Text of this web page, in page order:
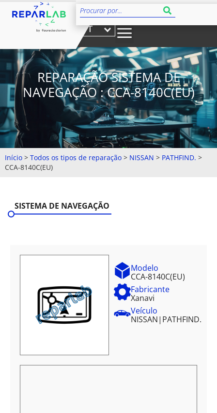
PT
REPARAÇÃO SISTEMA DE
NAVEGAÇÃO : CCA-8140C(EU)
Início > Todos os tipos de reparação > NISSAN > PATHFIND. >
CCA-8140C(EU)
SISTEMA DE NAVEGAÇÃO
Modelo
CCA-8140C(EU)
Fabricante
Xanavi
Veículo
NISSAN| PATHFIND.